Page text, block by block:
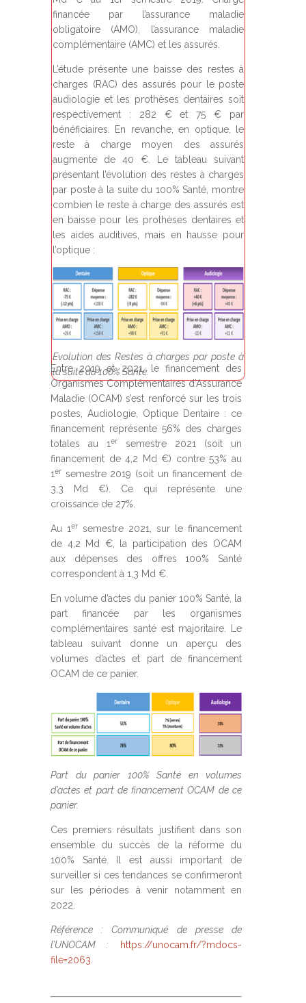
financée par l’assurance maladie
obligatoire (AMO), l’assurance maladie
complémentaire (AMC) et les assurés.
L’étude présente une baisse des restes à
charges (RAC) des assurés pour le poste
audiologie et les prothèses dentaires soit
respectivement : 282 € et 75 € par
bénéficiaires. En revanche, en optique, le
reste à charge moyen des assurés
augmente de 40 €. Le tableau suivant
présentant l’évolution des restes à charges
par poste à la suite du 100% Santé, montre
combien le reste à charge des assurés est
en baisse pour les prothèses dentaires et
les aides auditives, mais en hausse pour
l’optique :
Evolution des Restes à charges par poste à
la suite du 100% Santé.
Entre 2019 et 2021, le financement des
Organismes Complémentaires d’Assurance
Maladie (OCAM) s’est renforcé sur les trois
postes, Audiologie, Optique Dentaire : ce
financement représente 56% des charges
totales au 1er
semestre 2021 (soit un
financement de 4,2 Md €) contre 53% au
1er semestre 2019 (soit un financement de
3,3 Md €). Ce qui représente une
croissance de 27%.
Au 1er semestre 2021, sur le financement
de 4,2 Md €, la participation des OCAM
aux dépenses des offres 100% Santé
correspondent à 1,3 Md €.
En volume d’actes du panier 100% Santé, la
part financée par les organismes
complémentaires santé est majoritaire. Le
tableau suivant donne un aperçu des
volumes d’actes et part de financement
OCAM de ce panier.
Part du panier 100% Santé en volumes
d’actes et part de financement OCAM de ce
panier.
Ces premiers résultats justifient dans son
ensemble du succès de la réforme du
100% Santé. Il est aussi important de
surveiller si ces tendances se confirmeront
sur les périodes à venir notamment en
2022.
Référence :Communiqué de presse de
l’UNOCAM :
https://unocam.fr/?mdocs-
file=2063